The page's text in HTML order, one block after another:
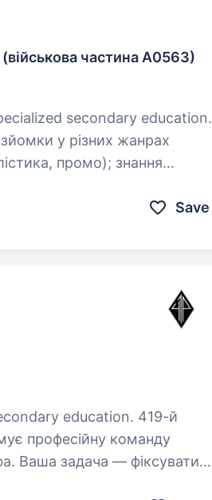
частина А0563)
secondary education.
промо); знання
Save
education. 419-й
професійну команду